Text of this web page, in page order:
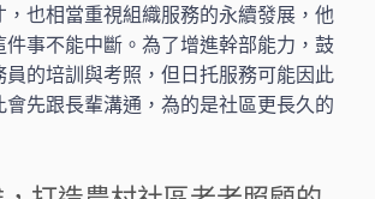
，也相當重視組織服務的永續發展，他
件事不能中斷。為了增進幹部能力，鼓
員的培訓與考照，但日托服務可能因此
會先跟長輩溝通，為的是社區更長久的